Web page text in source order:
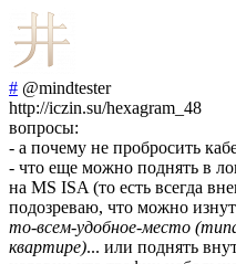
# @mindtester
http://iczin.su/hexagram_48
вопросы:
- а почему не пробросить
- что еще можно поднять в
на MS ISA (то есть всегда
подозреваю, что можно
то-всем-удобное-место
квартире)... или поднять